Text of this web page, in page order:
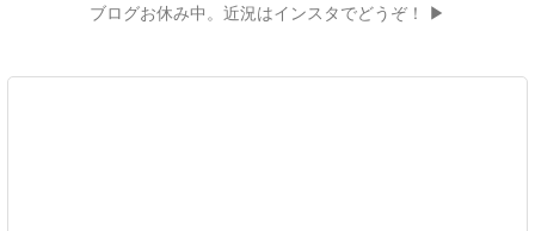
ブログお休み中。近況はインスタでどうぞ！ ▶